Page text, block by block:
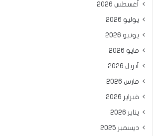
أغسطس 2026
يوليو 2026
يونيو 2026
مايو 2026
أبريل 2026
مارس 2026
فبراير 2026
يناير 2026
ديسمبر 2025